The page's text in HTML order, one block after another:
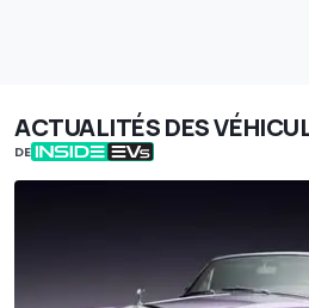
ACTUALITÉS DES
DE